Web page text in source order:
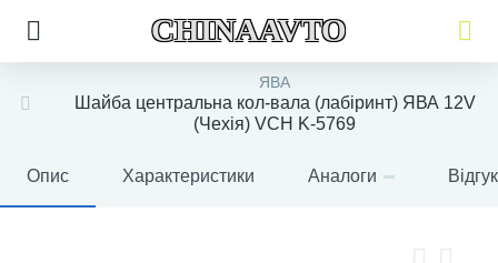
CHINAAVTO
ЯВА
Шайба центральна кол-вала (лабіринт) ЯВА 12V
(Чехія) VCH K-5769
Опис Характеристики Аналоги